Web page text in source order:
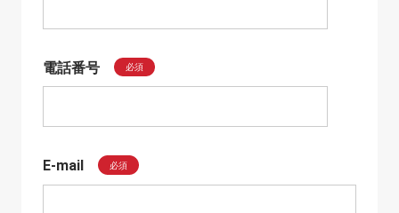
電話番号 必須
E-mail 必須